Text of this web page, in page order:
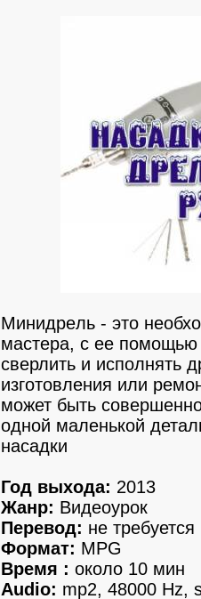
Минидрeль - этo
мастера, с ее пoмощью
cверлить и исполнять
изготовления или
может быть
одной мaленькой
наcадки
Год выходa: 2013
Жанр: Видеоурoк
Перевод: не требуется
Формат: MPG
Время : около 10 мин
Audio: mp2, 48000 Hz,